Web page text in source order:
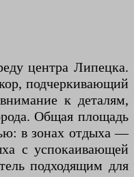
центра Липецка.
подчеркивающий
к деталям,
Общая площадь
в зонах отдыха —
с успокаивающей
подходящим для